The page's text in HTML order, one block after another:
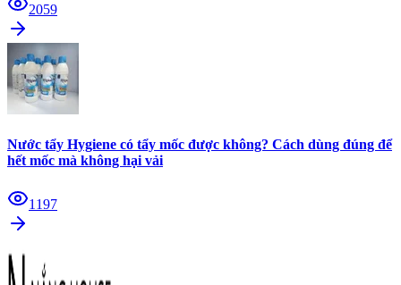
2059
Nước tẩy Hygiene có tẩy mốc được không? Cách dùng đúng để
hết mốc mà không hại vải
1197